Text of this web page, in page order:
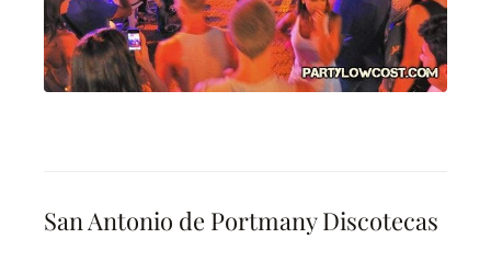
San Antonio de Portmany Discotecas